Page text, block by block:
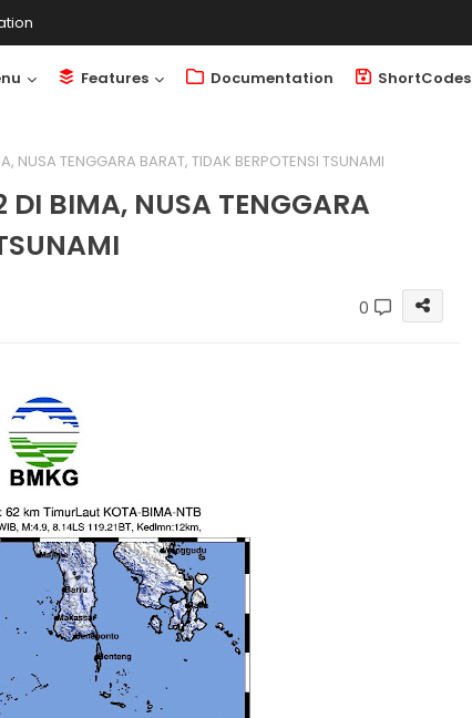
Features Documentation ShortCodes
NUSA TENGGARA BARAT, TIDAK BERPOTENSI TSUNAMI
BIMA, NUSA TENGGARA
0